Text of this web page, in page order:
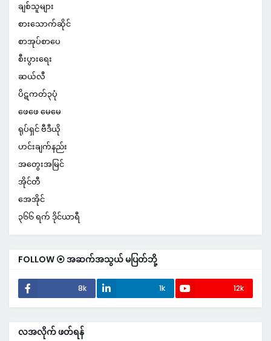
ချစ်သူများ
စားသောက်ဆိုင်
စာအုပ်စာပေ
စီးပွားရေး
ဆယ်လီ
ပိဋကတ်၃ပုံ
ဖေဖေ မေမေ
ရုပ်ရှင် ဗီဒီယို
ဟင်းချက်နည်း
အတွေးအမြင်
အိုင်တီ
အေအိုင်
၃၆၆ ရက် ဒိုင်ယာရီ
FOLLOW ⦿ အဆက်အသွယ် မပြတ်ဘို့
8k 1k 12k
လအလိုက် ဖတ်ရန်